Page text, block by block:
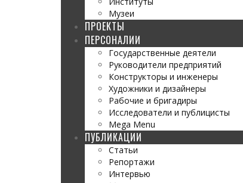
Музеи
ПРОЕКТЫ
ПЕРСОНАЛИИ
Государственные деятели
Руководители предприятий
Конструкторы и инженеры
Художники и дизайнеры
Рабочие и бригадиры
Исследователи и публицисты
Mega Menu
ПУБЛИКАЦИИ
Статьи
Репортажи
Интервью